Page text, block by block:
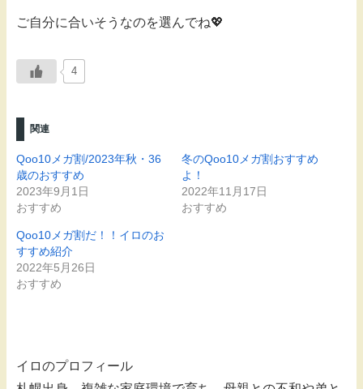
ご自分に合いそうなのを選んでね💖
4
関連
Qoo10メガ割/2023年秋・36
歳のおすすめ
2023年9月1日
おすすめ
冬のQoo10メガ割おすすめ
よ！
2022年11月17日
おすすめ
Qoo10メガ割だ！！イロのお
すすめ紹介
2022年5月26日
おすすめ
イロのプロフィール